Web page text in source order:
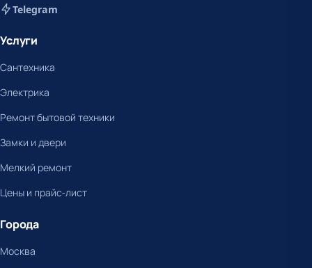
Telegram
Услуги
Сантехника
Электрика
Ремонт бытовой техники
Замки и двери
Мелкий ремонт
Цены и прайс-лист
Города
Москва